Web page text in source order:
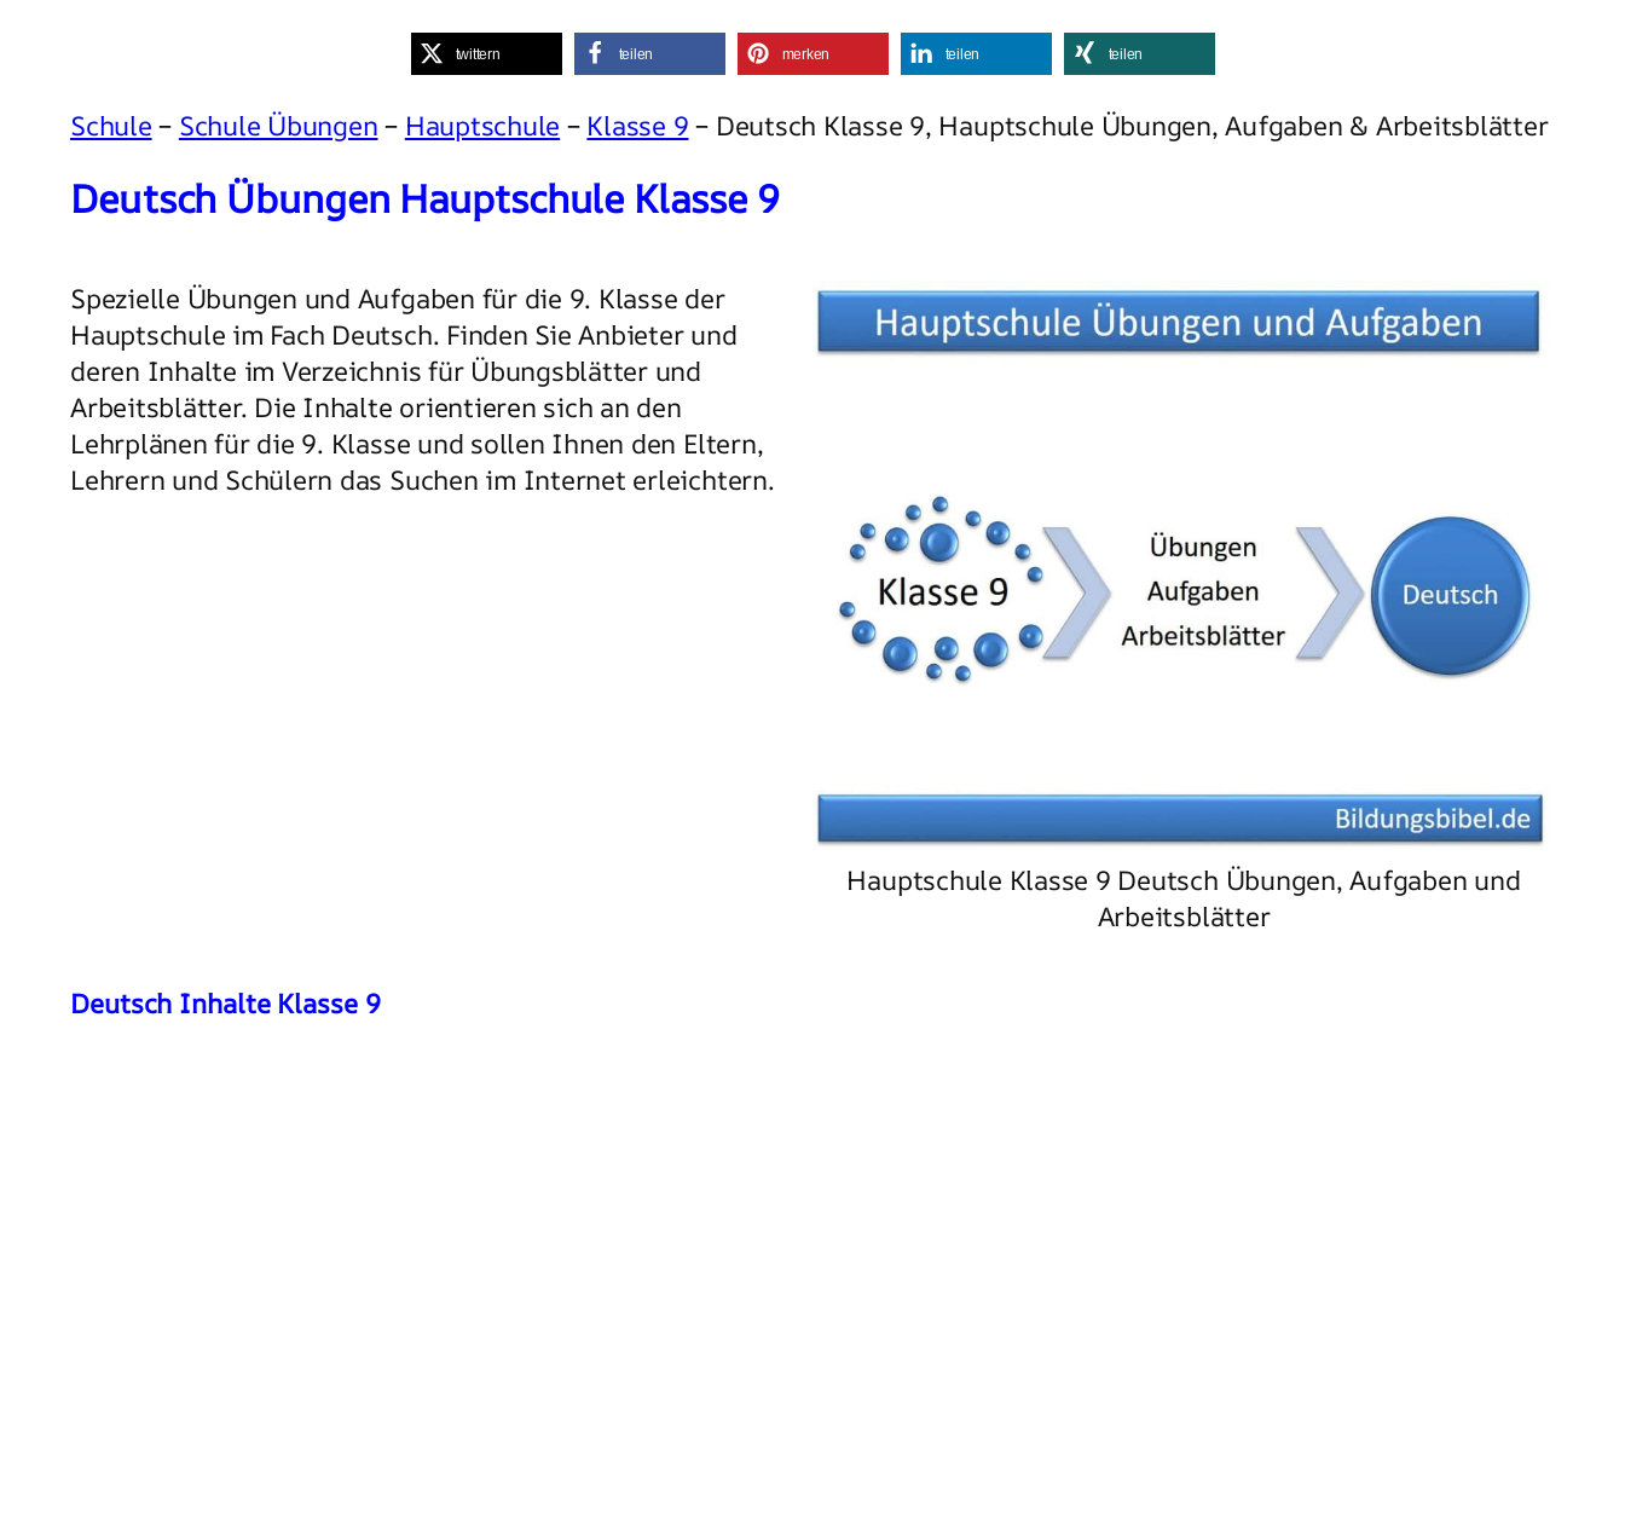
twittern teilen merken teilen teilen
Schule – Schule Übungen – Hauptschule – Klasse 9 – Deutsch Klasse 9, Hauptschule Übungen, Aufgaben & Arbeitsblätter
Deutsch Übungen Hauptschule Klasse 9
Spezielle Übungen und Aufgaben für die 9. Klasse der
Hauptschule im Fach Deutsch. Finden Sie Anbieter und
deren Inhalte im Verzeichnis für Übungsblätter und
Arbeitsblätter. Die Inhalte orientieren sich an den
Lehrplänen für die 9. Klasse und sollen Ihnen den Eltern,
Lehrern und Schülern das Suchen im Internet erleichtern.
Hauptschule Klasse 9 Deutsch Übungen, Aufgaben und
Arbeitsblätter
Deutsch Inhalte Klasse 9